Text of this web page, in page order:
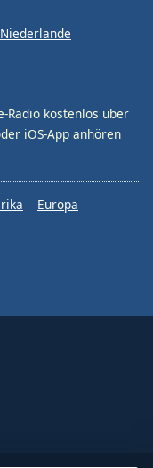
Niederlande
Radio kostenlos über
iOS-App anhören
Europa